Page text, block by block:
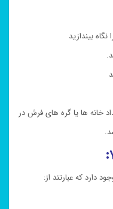
بیندازید
خانه ها یا گره های فرش در